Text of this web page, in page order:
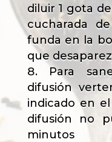
diluir 1 gota
cucharada
funda en la
que
Para
difusión
indicado en
difusión no
minutos